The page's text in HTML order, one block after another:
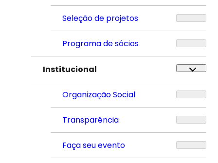
Seleção de projetos
Programa de sócios
Institucional
Organização Social
Transparência
Faça seu evento